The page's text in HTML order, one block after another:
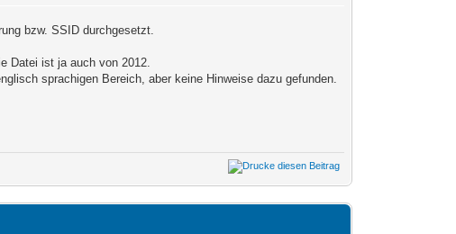
bzw. SSID durchgesetzt.
Datei ist ja auch von 2012.
sprachigen Bereich, aber keine Hinweise dazu gefunden.